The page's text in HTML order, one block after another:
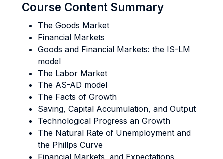
Course Content Summary
The Goods Market
Financial Markets
Goods and Financial Markets: the IS-LM
model
The Labor Market
The AS-AD model
The Facts of Growth
Saving, Capital Accumulation, and Output
Technological Progress an Growth
The Natural Rate of Unemployment and
the Phillps Curve
Financial Markets and Expectations